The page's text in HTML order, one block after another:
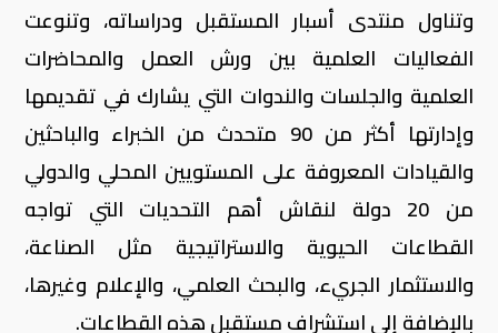
وتناول منتدى أسبار المستقبل ودراساته، وتنوعت
الفعاليات العلمية بين ورش العمل والمحاضرات
العلمية والجلسات والندوات التي يشارك في تقديمها
وإدارتها أكثر من 90 متحدث من الخبراء والباحثين
والقيادات المعروفة على المستويين المحلي والدولي
من 20 دولة لنقاش أهم التحديات التي تواجه
القطاعات الحيوية والاستراتيجية مثل الصناعة،
والاستثمار الجريء، والبحث العلمي، والإعلام وغيرها،
بالإضافة إلى استشراف مستقبل هذه القطاعات.